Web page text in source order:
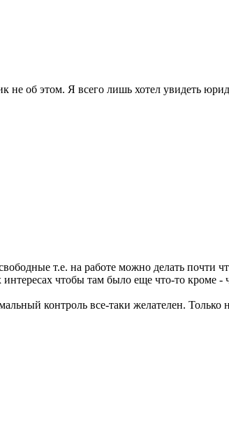
об этом. Я всего лишь хотел увидеть
т.е. на работе можно делать почти
интересах чтобы там было еще что-то кроме
контроль все-таки желателен.